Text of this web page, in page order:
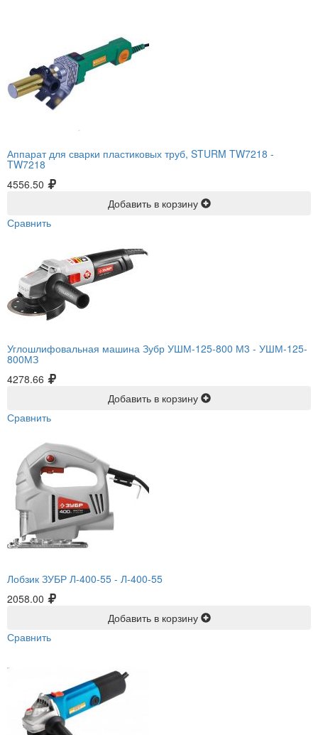
Аппарат для сварки пластиковых труб, STURM TW7218 -
TW7218
4556.50
Добавить в корзину
Сравнить
Углошлифовальная машина Зубр УШМ-125-800 М3 - УШМ-125-
800МЗ
4278.66
Добавить в корзину
Сравнить
Лобзик ЗУБР Л-400-55 - Л-400-55
2058.00
Добавить в корзину
Сравнить